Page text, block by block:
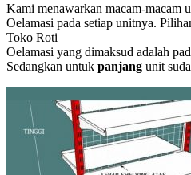
Kami menawarkan macam-macam
Oelamasi pada setiap unitnya.
Toko Roti
Oelamasi yang dimaksud adalah
Sedangkan untuk panjang unit